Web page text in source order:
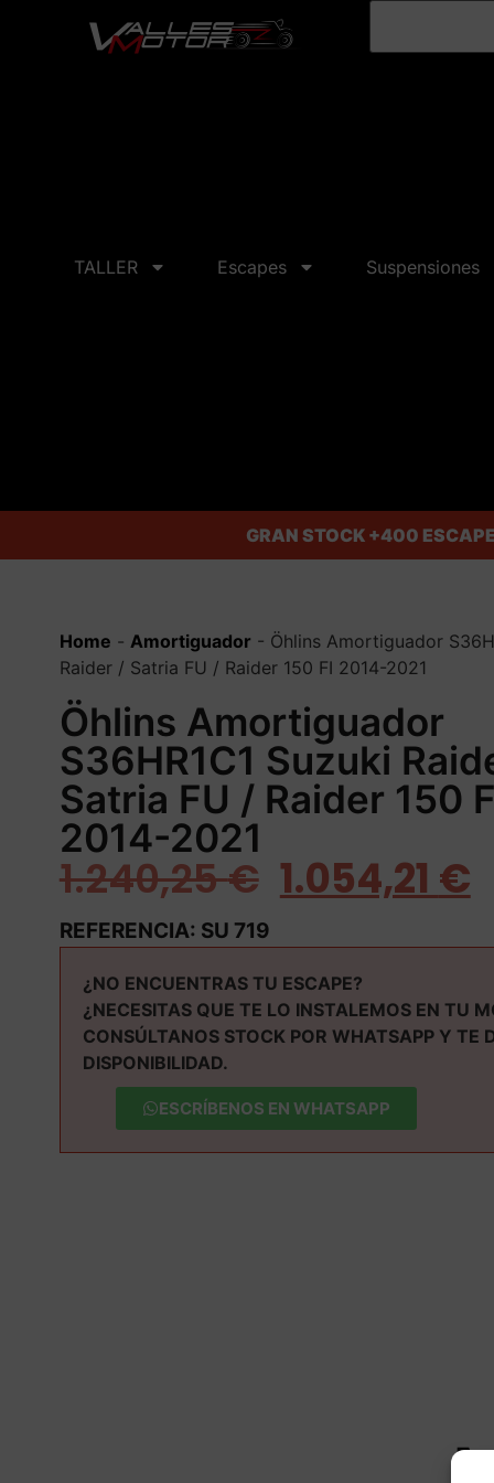
TALLER Escapes Suspensiones
GRAN STOCK +400
Home - Amortiguador - Öhlins Amortiguador
Raider / Satria FU / Raider 150 FI 2014-2021
Öhlins Amortiguador
S36HR1C1 Suzuki
Satria FU / Raider 150
2014-2021
1.240,25€ 1.054,21 €
REFERENCIA: SU 719
¿NO ENCUENTRAS TU ESCAPE?
¿NECESITAS QUE TE LO INSTALEMOS EN TU
CONSÚLTANOS STOCK POR WHATSAPP Y TE
DISPONIBILIDAD.
ESCRÍBENOS EN WHATSAPP